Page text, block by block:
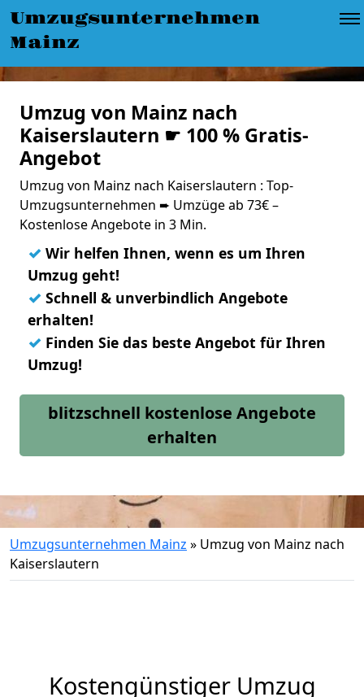
Umzugsunternehmen
Mainz
Umzug von Mainz nach
Kaiserslautern ☛ 100 % Gratis-
Angebot
Umzug von Mainz nach Kaiserslautern : Top-
Umzugsunternehmen ➨ Umzüge ab 73€ –
Kostenlose Angebote in 3 Min.
✓ Wir helfen Ihnen, wenn es um Ihren
Umzug geht!
✓ Schnell & unverbindlich Angebote
erhalten!
✓ Finden Sie das beste Angebot für Ihren
Umzug!
blitzschnell kostenlose Angebote
erhalten
Umzugsunternehmen Mainz » Umzug von Mainz nach
Kaiserslautern
Kostengünstiger Umzug